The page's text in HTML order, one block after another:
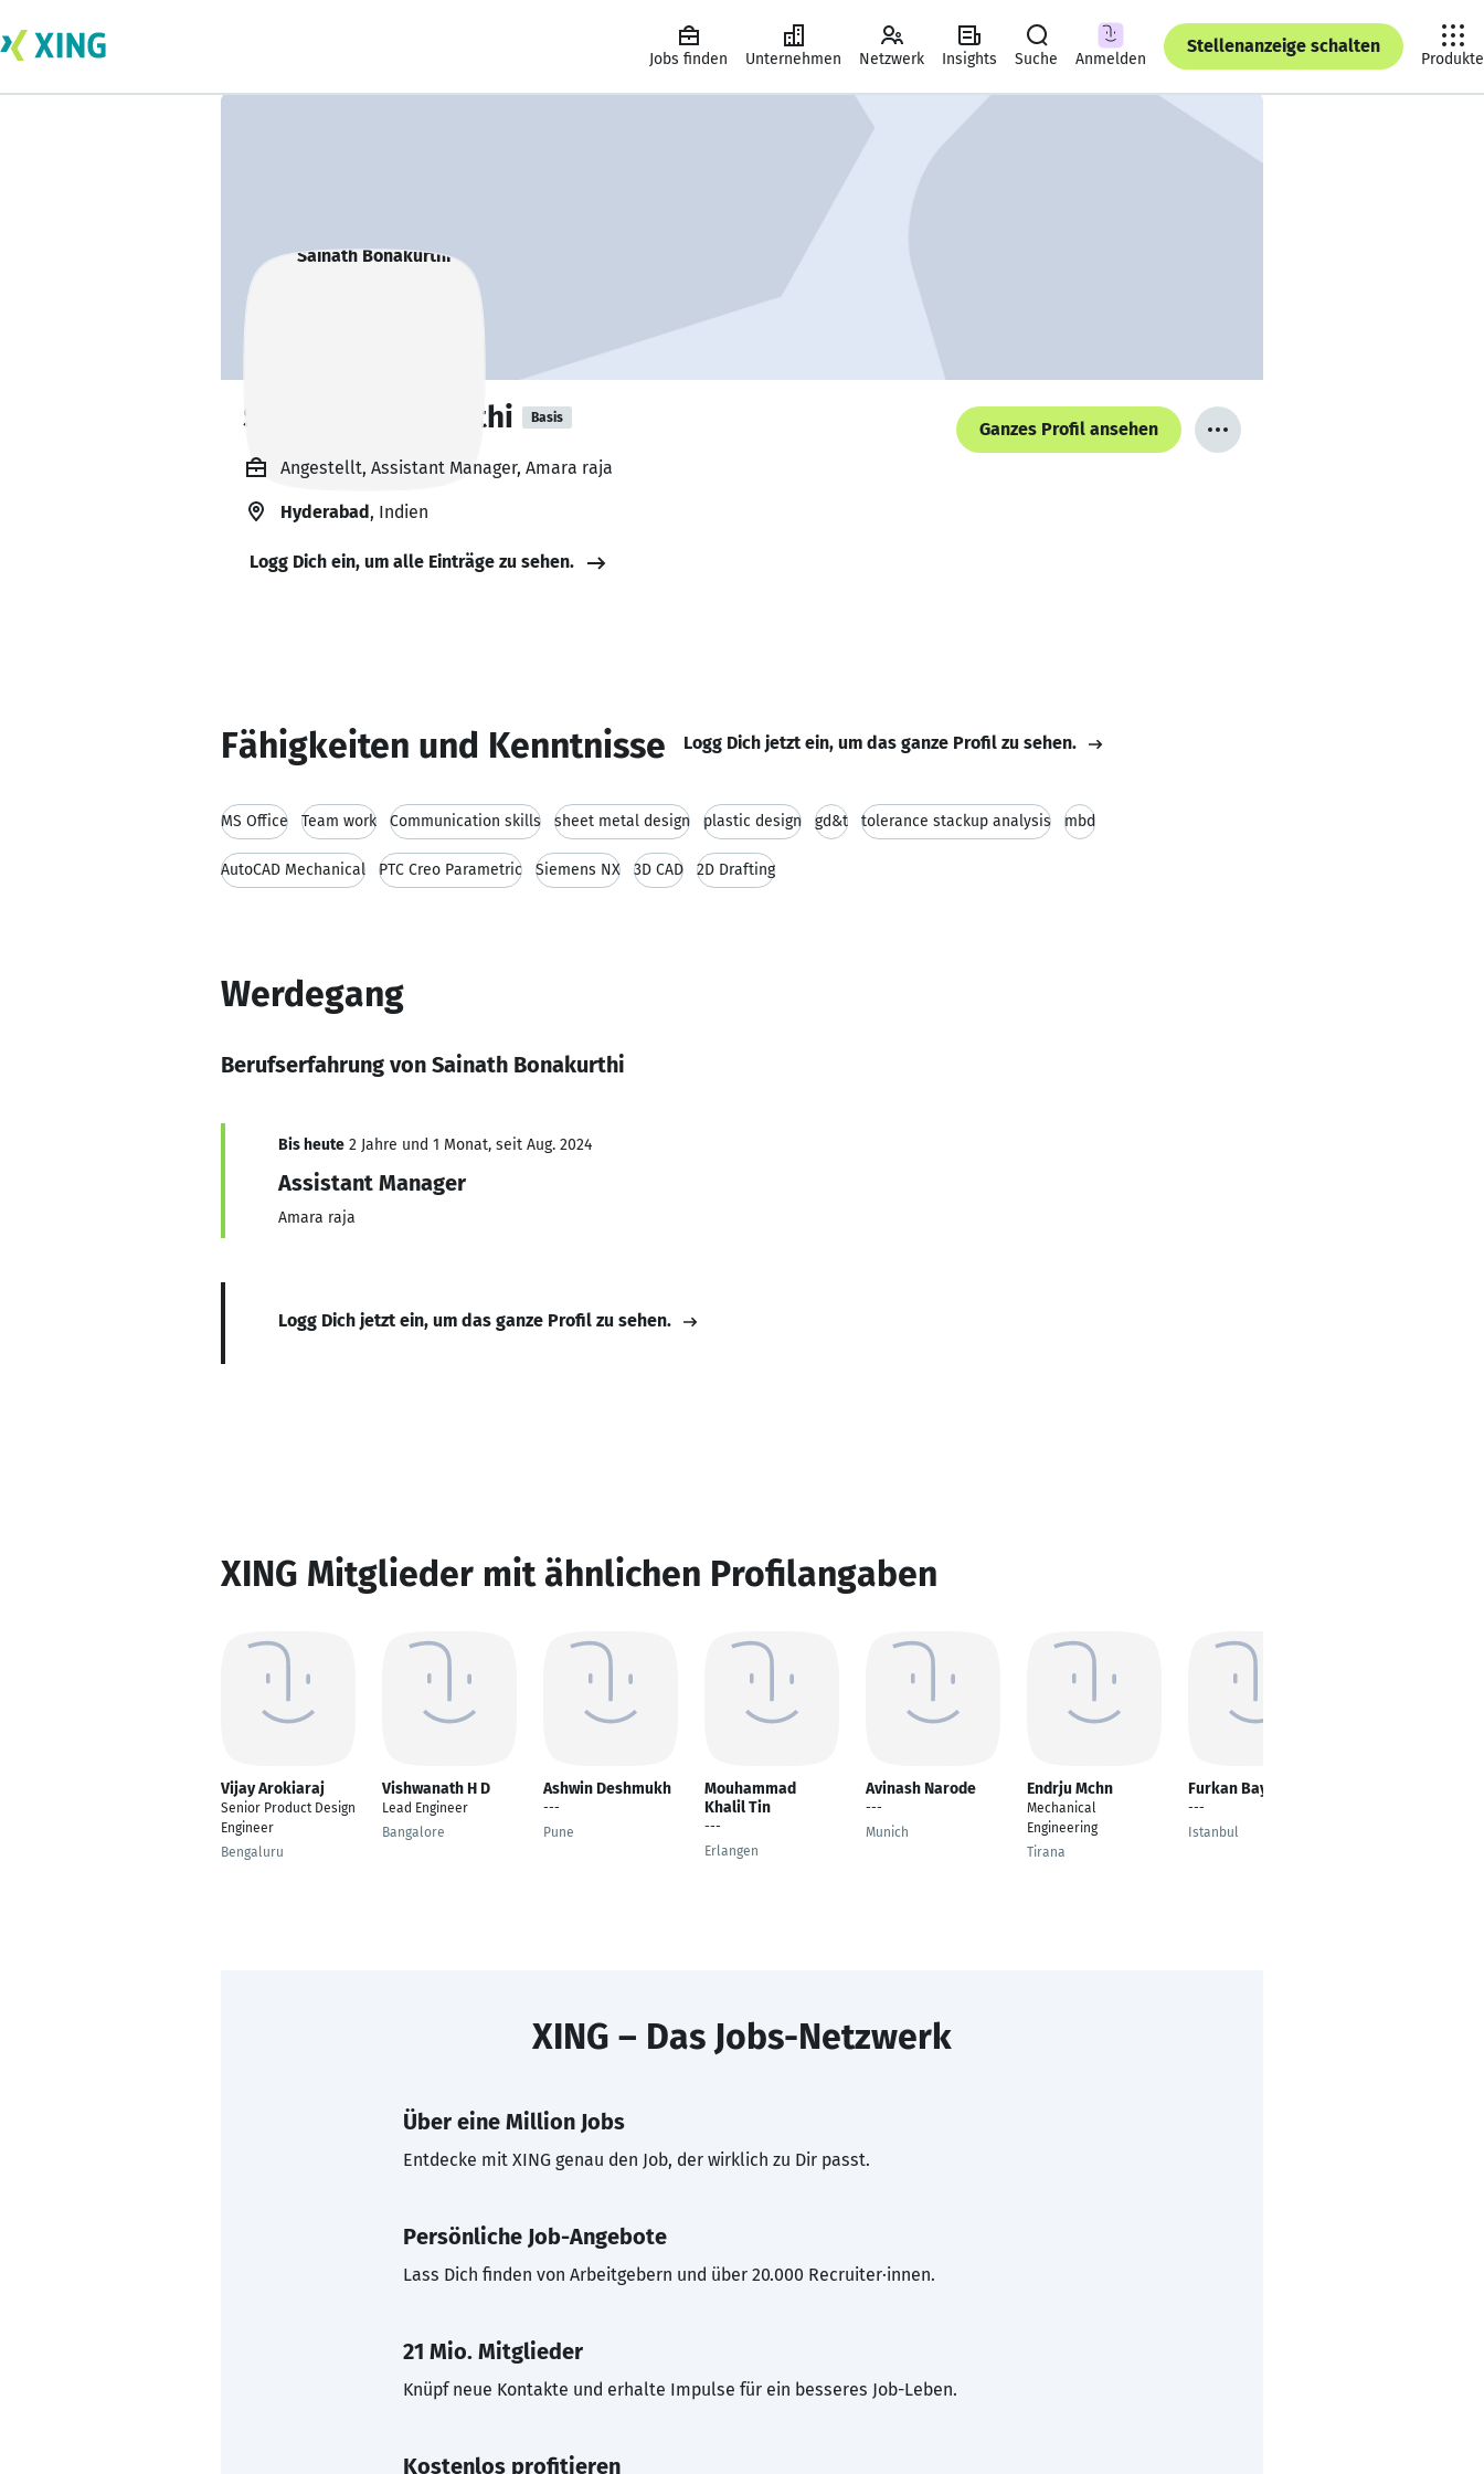
Jobs finden Unternehmen Netzwerk Insights Suche Anmelden
Stellenanzeige schalten
Produkte
Sainath Bonakurthi Basis
Ganzes Profil ansehen
Angestellt, Assistant Manager, Amara raja
Hyderabad, Indien
Logg Dich ein, um alle Einträge zu sehen.
Fähigkeiten und Kenntnisse Logg Dich jetzt ein, um das ganze Profil zu sehen.
MS Office Team work Communication skills sheet metal design plastic design gd&t tolerance stackup analysis mbd
AutoCAD Mechanical PTC Creo Parametric Siemens NX 3D CAD 2D Drafting
Werdegang
Berufserfahrung von Sainath Bonakurthi
Bis heute 2 Jahre und 1 Monat, seit Aug. 2024
Assistant Manager
Amara raja
Logg Dich jetzt ein, um das ganze Profil zu sehen.
XING Mitglieder mit ähnlichen Profilangaben
Vijay Arokiaraj
Senior Product Design
Engineer
Bengaluru
Vishwanath H D
Lead Engineer
Bangalore
Ashwin Deshmukh
---
Pune
Mouhammad
Khalil Tin
---
Erlangen
Avinash Narode
---
Munich
Endrju Mchn
Mechanical
Engineering
Tirana
Furkan Baykal
---
Istanbul
XING – Das Jobs-Netzwerk
Über eine Million Jobs
Entdecke mit XING genau den Job, der wirklich zu Dir passt.
Persönliche Job-Angebote
Lass Dich finden von Arbeitgebern und über 20.000 Recruiter·innen.
21 Mio. Mitglieder
Knüpf neue Kontakte und erhalte Impulse für ein besseres Job-Leben.
Kostenlos profitieren